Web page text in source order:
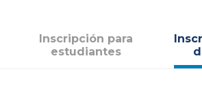
Inscripción para
estudiantes